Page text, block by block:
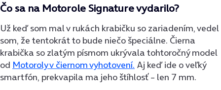
Čo sa na Motorole Signature vydarilo?
Už keď som mal v rukách krabičku so zariadením, vedel
som, že tentokrát to bude niečo špeciálne. Čierna
krabička so zlatým písmom ukrývala tohtoročný model
od Motoroly v čiernom vyhotovení. Aj keď ide o veľký
smartfón, prekvapila ma jeho štíhlosť – len 7 mm.